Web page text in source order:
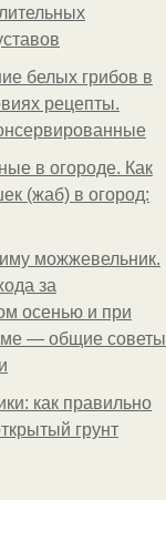
белых грибов в
рецепты.
в огороде. Как
(жаб) в огород:
можжевельник.
за
осенью и при
— общие советы
как правильно
грунт